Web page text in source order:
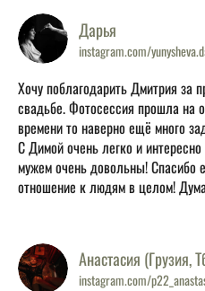
Дарья
instagram.com/
Хочу поблагодарить Дмитрия за
свадьбе. Фотосессия прошла
времени то наверно ещё много
С Димой очень легко и
мужем очень довольны! Спасибо
отношение к людям в целом!
Анастасия (Грузия,
instagram.com/